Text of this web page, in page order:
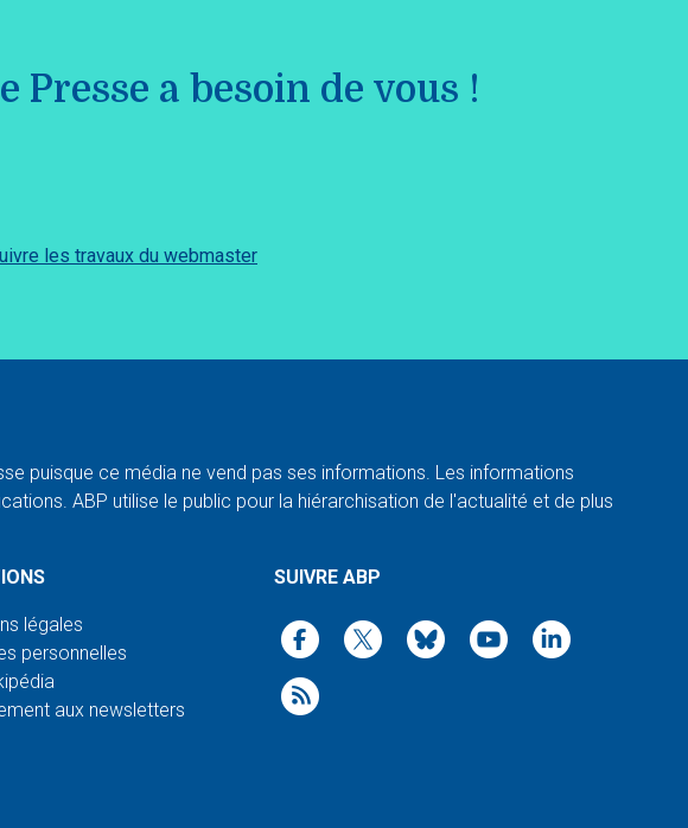
Presse a besoin de vous !
les travaux du webmaster
puisque ce média ne vend pas ses informations. Les informations
ABP utilise le public pour la hiérarchisation de l'actualité et de plus
légales
personnelles
aux newsletters
SUIVRE ABP